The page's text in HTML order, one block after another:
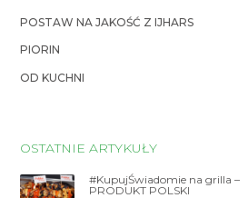
POSTAW NA JAKOŚĆ Z IJHARS
PIORIN
OD KUCHNI
OSTATNIE ARTYKUŁY
#KupujŚwiadomie na grilla –
PRODUKT POLSKI